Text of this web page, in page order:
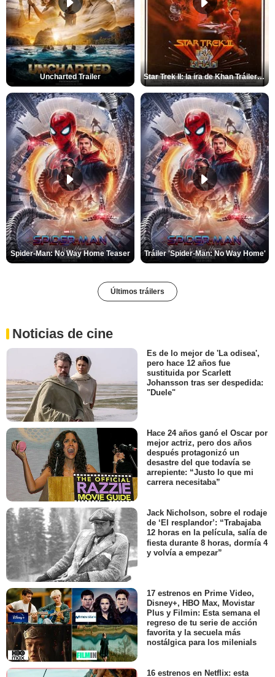
Uncharted Trailer Star Trek II: la ira de Khan Tráiler VO
Spider-Man: No Way Home Teaser Tráiler 'Spider-Man: No Way Home'
Últimos tráilers
Noticias de cine
Es de lo mejor de 'La odisea',
pero hace 12 años fue
sustituida por Scarlett
Johansson tras ser despedida:
"Duele"
Hace 24 años ganó el Oscar por
mejor actriz, pero dos años
después protagonizó un
desastre del que todavía se
arrepiente: “Justo lo que mi
carrera necesitaba”
Jack Nicholson, sobre el rodaje
de ‘El resplandor’: “Trabajaba
12 horas en la película, salía de
fiesta durante 8 horas, dormía 4
y volvía a empezar”
17 estrenos en Prime Video,
Disney+, HBO Max, Movistar
Plus y Filmin: Esta semana el
regreso de tu serie de acción
favorita y la secuela más
nostálgica para los milenials
16 estrenos en Netflix: esta